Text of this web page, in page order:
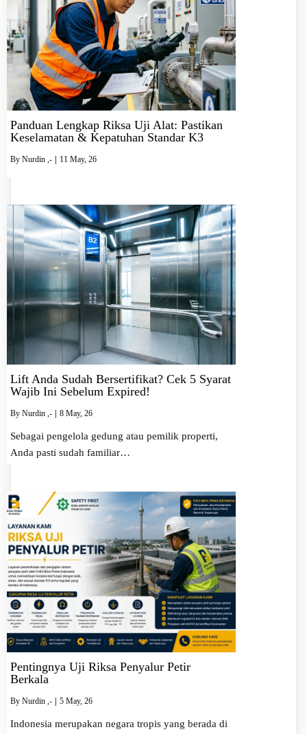
Panduan Lengkap Riksa Uji Alat: Pastikan
Keselamatan & Kepatuhan Standar K3
By Nurdin ,- | 11 May, 26
Lift Anda Sudah Bersertifikat? Cek 5 Syarat
Wajib Ini Sebelum Expired!
By Nurdin ,- 8 May, 26
Sebagai pengelola gedung atau pemilik properti,
Anda pasti sudah familiar…
Pentingnya Uji Riksa Penyalur Petir
Berkala
By Nurdin ,- 5 May, 26
Indonesia merupakan negara tropis yang berada di